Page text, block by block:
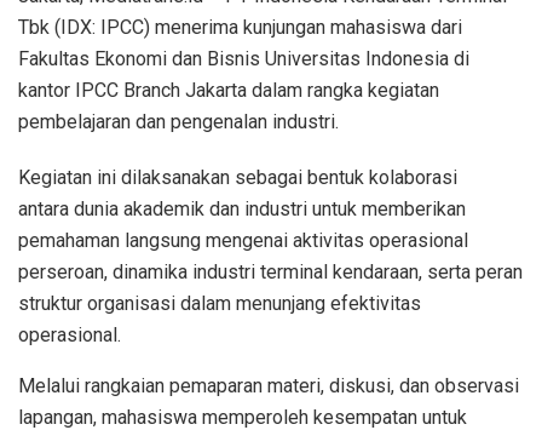
Tbk (IDX: IPCC) menerima kunjungan mahasiswa dari
Fakultas Ekonomi dan Bisnis Universitas Indonesia di
kantor IPCC Branch Jakarta dalam rangka kegiatan
pembelajaran dan pengenalan industri.
Kegiatan ini dilaksanakan sebagai bentuk kolaborasi
antara dunia akademik dan industri untuk memberikan
pemahaman langsung mengenai aktivitas operasional
perseroan, dinamika industri terminal kendaraan, serta peran
struktur organisasi dalam menunjang efektivitas
operasional.
Melalui rangkaian pemaparan materi, diskusi, dan observasi
lapangan, mahasiswa memperoleh kesempatan untuk